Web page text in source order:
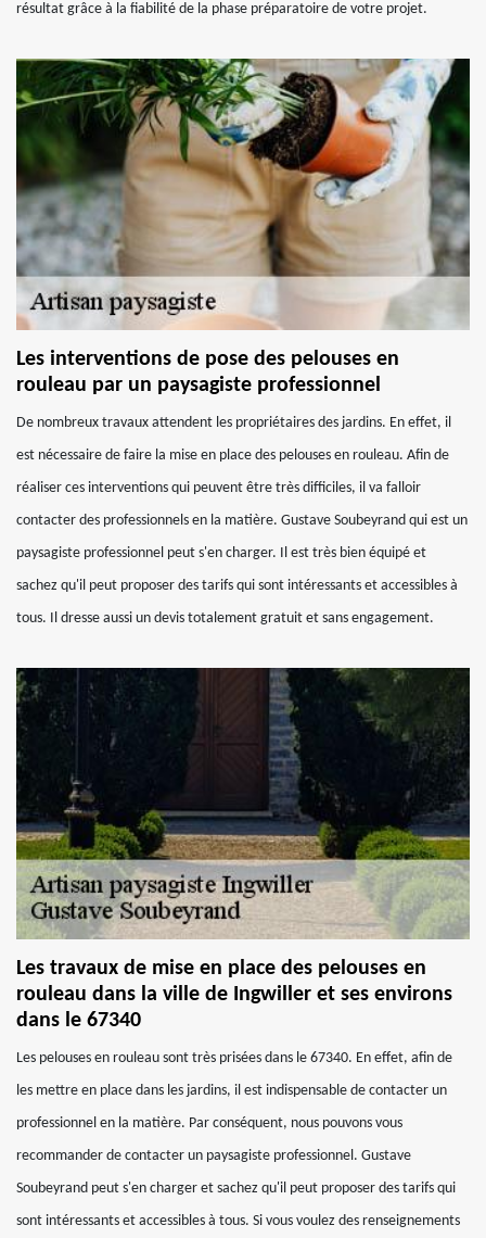
résultat grâce à la fiabilité de la phase préparatoire de votre projet.
Les interventions de pose des pelouses en
rouleau par un paysagiste professionnel
De nombreux travaux attendent les propriétaires des jardins. En effet, il
est nécessaire de faire la mise en place des pelouses en rouleau. Afin de
réaliser ces interventions qui peuvent être très difficiles, il va falloir
contacter des professionnels en la matière. Gustave Soubeyrand qui est un
paysagiste professionnel peut s'en charger. Il est très bien équipé et
sachez qu'il peut proposer des tarifs qui sont intéressants et accessibles à
tous. Il dresse aussi un devis totalement gratuit et sans engagement.
Les travaux de mise en place des pelouses en
rouleau dans la ville de Ingwiller et ses environs
dans le 67340
Les pelouses en rouleau sont très prisées dans le 67340. En effet, afin de
les mettre en place dans les jardins, il est indispensable de contacter un
professionnel en la matière. Par conséquent, nous pouvons vous
recommander de contacter un paysagiste professionnel. Gustave
Soubeyrand peut s'en charger et sachez qu'il peut proposer des tarifs qui
sont intéressants et accessibles à tous. Si vous voulez des renseignements